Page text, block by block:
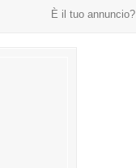
È il tuo annuncio?